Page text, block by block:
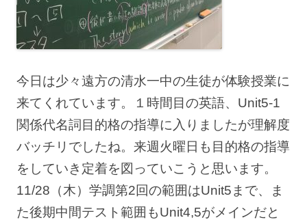
今日は少々遠方の清水一中の生徒が体験授業に
来てくれています。１時間目の英語、Unit5-1
関係代名詞目的格の指導に入りましたが理解度
バッチリでしたね。来週火曜日も目的格の指導
をしていき定着を図っていこうと思います。
11/28（木）学調第2回の範囲はUnit5まで、ま
た後期中間テスト範囲もUnit4,5がメインだと